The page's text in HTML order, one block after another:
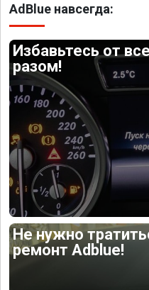
AdBlue навсегда:
Избавьтесь от
разом!
Не нужно
ремонт Adblue!